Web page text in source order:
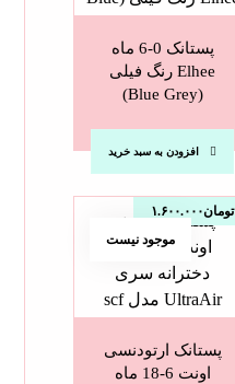
پستانک 0-6 ماه
Elhee رنگ فیلی
(Blue Grey)
افزودن به سبد خرید
پستانک ارتودنسی
اونت 6-18 ماه
تومان۱.۶۰۰.۰۰۰
موجود نیست